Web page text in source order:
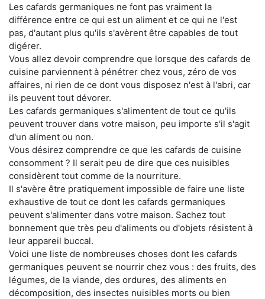
Les cafards germaniques ne font pas vraiment la
différence entre ce qui est un aliment et ce qui ne l'est
pas, d'autant plus qu'ils s'avèrent être capables de tout
digérer.
Vous allez devoir comprendre que lorsque des cafards de
cuisine parviennent à pénétrer chez vous, zéro de vos
affaires, ni rien de ce dont vous disposez n'est à l'abri, car
ils peuvent tout dévorer.
Les cafards germaniques s'alimentent de tout ce qu'ils
peuvent trouver dans votre maison, peu importe s'il s'agit
d'un aliment ou non.
Vous désirez comprendre ce que les cafards de cuisine
consomment ? Il serait peu de dire que ces nuisibles
considèrent tout comme de la nourriture.
Il s'avère être pratiquement impossible de faire une liste
exhaustive de tout ce dont les cafards germaniques
peuvent s'alimenter dans votre maison. Sachez tout
bonnement que très peu d'aliments ou d'objets résistent à
leur appareil buccal.
Voici une liste de nombreuses choses dont les cafards
germaniques peuvent se nourrir chez vous : des fruits, des
légumes, de la viande, des ordures, des aliments en
décomposition, des insectes nuisibles morts ou bien